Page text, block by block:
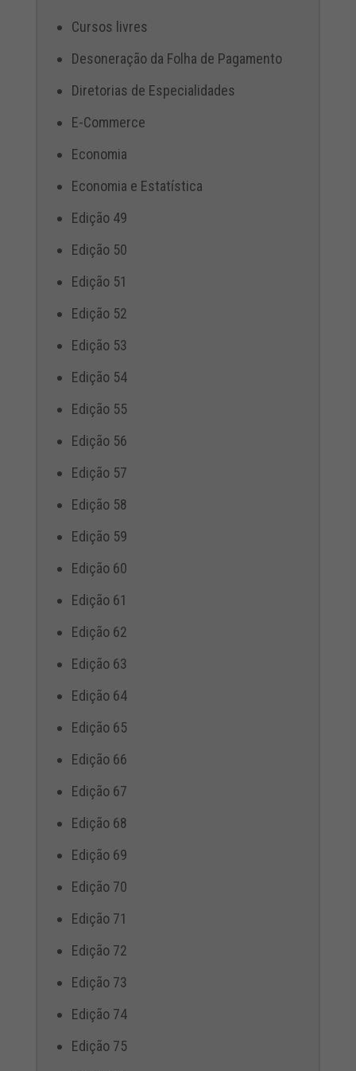
Cursos livres
Desoneração da Folha de Pagamento
Diretorias de Especialidades
E-Commerce
Economia
Economia e Estatística
Edição 49
Edição 50
Edição 51
Edição 52
Edição 53
Edição 54
Edição 55
Edição 56
Edição 57
Edição 58
Edição 59
Edição 60
Edição 61
Edição 62
Edição 63
Edição 64
Edição 65
Edição 66
Edição 67
Edição 68
Edição 69
Edição 70
Edição 71
Edição 72
Edição 73
Edição 74
Edição 75